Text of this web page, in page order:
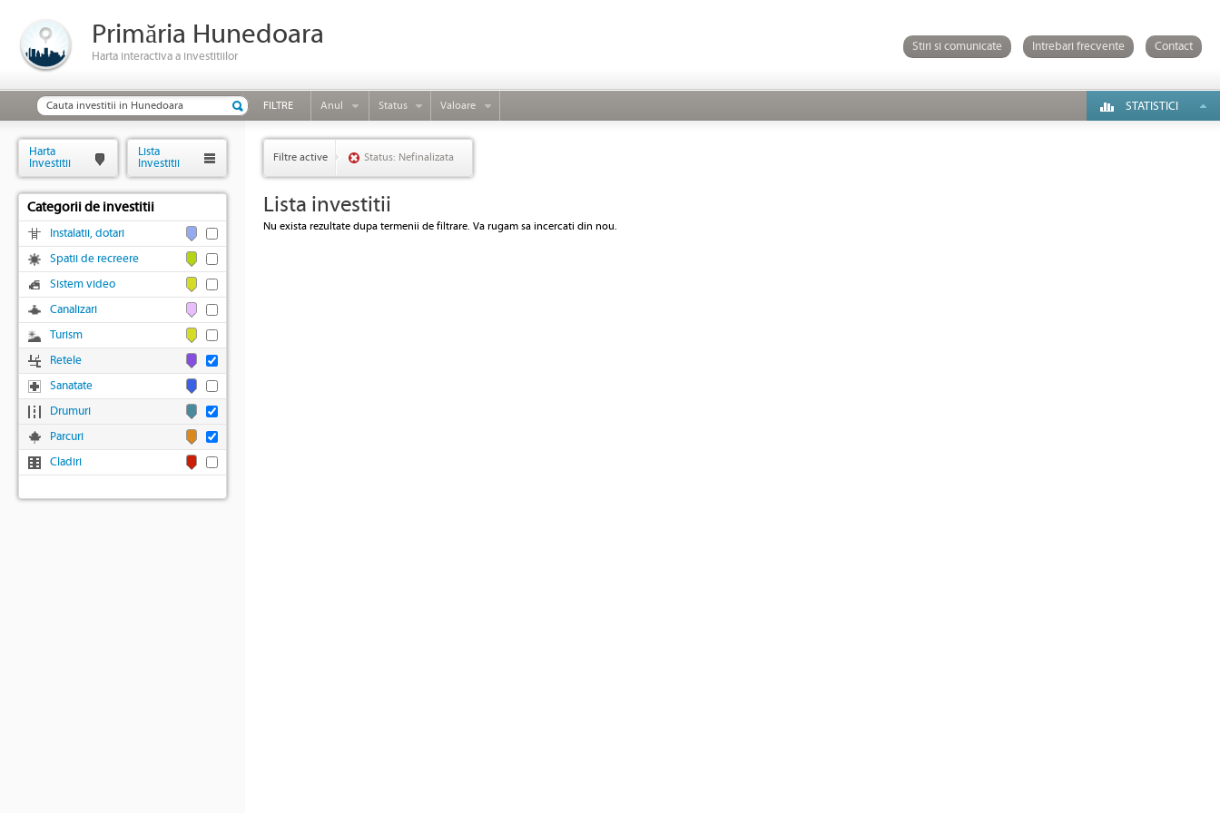
Primăria Hunedoara
Harta interactiva a investitiilor
Stiri si comunicate Intrebari frecvente Contact
FILTRE Anul Status Valoare STATISTICI
Filtre active Status: Nefinalizata
Lista investitii
Nu exista rezultate dupa termenii de filtrare. Va rugam sa incercati din nou.
Harta
Investitii
Lista
Investitii
Categorii de investitii
Instalatii, dotari
Spatii de recreere
Sistem video
Canalizari
Turism
Retele
Sanatate
Drumuri
Parcuri
Cladiri